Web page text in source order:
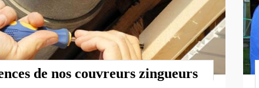
de nos couvreurs zingueurs